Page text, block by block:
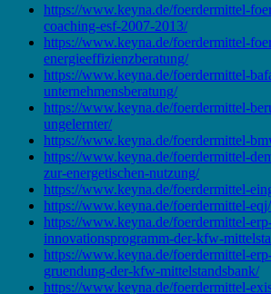
https://www.keyna.de/foerdermittel-
coaching-esf-2007-2013/
https://www.keyna.de/foerdermittel-
energieeffizienzberatung/
https://www.keyna.de/foerdermittel-
unternehmensberatung/
https://www.keyna.de/foerdermittel-
ungelernter/
https://www.keyna.de/foerdermittel-
https://www.keyna.de/foerdermittel-
zur-energetischen-nutzung/
https://www.keyna.de/foerdermittel-
https://www.keyna.de/foerdermittel-eqj/
https://www.keyna.de/foerdermittel-
innovationsprogramm-der-kfw-
https://www.keyna.de/foerdermittel-
gruendung-der-kfw-mittelstandsbank/
https://www.keyna.de/foerdermittel-